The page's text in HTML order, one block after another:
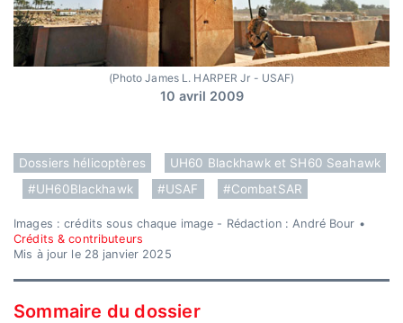
(Photo James L. HARPER Jr - USAF)
10 avril 2009
Dossiers hélicoptères
UH60 Blackhawk et SH60 Seahawk
#UH60Blackhawk
#USAF #CombatSAR
Images : crédits sous chaque image - Rédaction : André Bour •
Crédits & contributeurs
Mis à jour le 28 janvier 2025
Sommaire du dossier